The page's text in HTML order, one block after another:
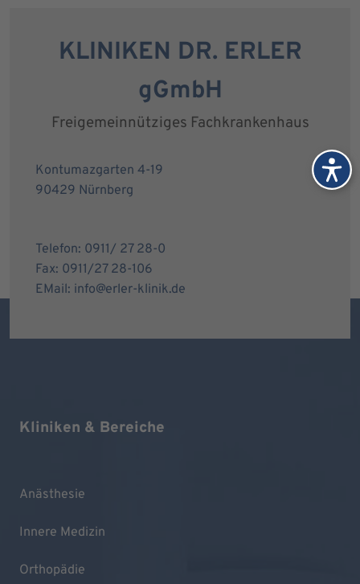
KLINIKEN DR. ERLER
gGmbH
Freigemeinnütziges Fachkrankenhaus
Kontumazgarten 4-19
90429 Nürnberg
Telefon: 0911/ 27 28-0
Fax: 0911/27 28-106
EMail: info@erler-klinik.de
Kliniken & Bereiche
Anästhesie
Innere Medizin
Orthopädie